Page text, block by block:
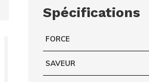
Spécifications
FORCE
SAVEUR